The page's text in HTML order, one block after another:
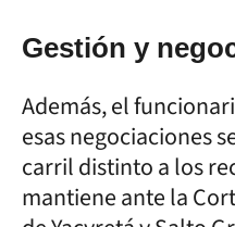
Gestión y
Además, el
esas negociaciones
carril distinto a los
mantiene ante la